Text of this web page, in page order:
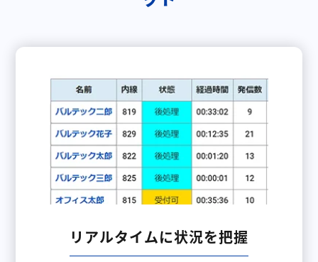
リアルタイムに状況を把握